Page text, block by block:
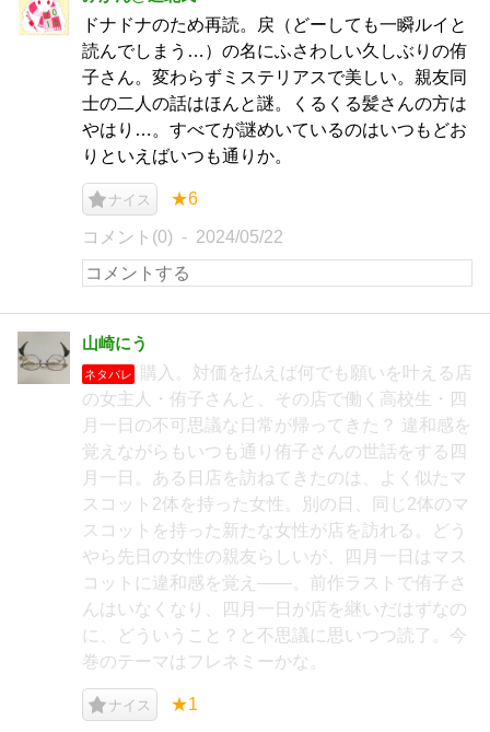
ドナドナのため再読。戻（どーしても一瞬ルイと
読んでしまう…）の名にふさわしい久しぶりの侑
子さん。変わらずミステリアスで美しい。親友同
士の二人の話はほんと謎。くるくる髪さんの方は
やはり…。すべてが謎めいているのはいつもどお
りといえばいつも通りか。
ナイス ★6
コメント(0) 2024/05/22
山崎にう
ネタバレ
購入。対価を払えば何でも願いを叶える店
の女主人・侑子さんと、その店で働く高校生・四
月一日の不可思議な日常が帰ってきた？ 違和感を
覚えながらもいつも通り侑子さんの世話をする四
月一日。ある日店を訪ねてきたのは、よく似たマ
スコット2体を持った女性。別の日、同じ2体のマ
スコットを持った新たな女性が店を訪れる。どう
やら先日の女性の親友らしいが、四月一日はマス
コットに違和感を覚え――。前作ラストで侑子さ
んはいなくなり、四月一日が店を継いだはずなの
に、どういうこと？と不思議に思いつつ読了。今
巻のテーマはフレネミーかな。
ナイス ★1